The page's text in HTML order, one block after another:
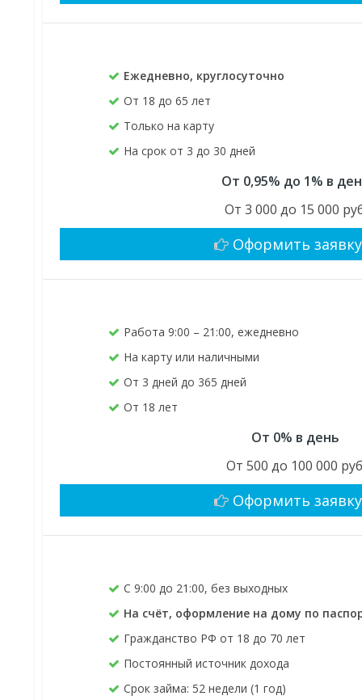
Ежедневно, круглосуточно
От 18 до 65 лет
Только на карту
На срок от 3 до 30 дней
От 0,95% до 1% в
От 3 000 до 15 000
Оформить заявку
Работа 9:00 – 21:00, ежедневно
На карту или наличными
От 3 дней до 365 дней
От 18 лет
От 0% в день
От 500 до 100 000
Оформить заявку
C 9:00 до 21:00, без выходных
На счёт, оформление на дому по
Гражданство РФ от 18 до 70 лет
Постоянный источник дохода
Срок займа: 52 недели (1 год)